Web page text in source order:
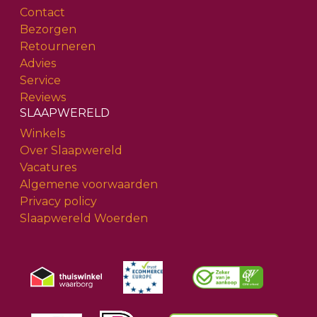
Contact
Bezorgen
Retourneren
Advies
Service
Reviews
SLAAPWERELD
Winkels
Over Slaapwereld
Vacatures
Algemene voorwaarden
Privacy policy
Slaapwereld Woerden